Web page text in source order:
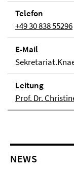
Telefon
+49 30 838 55296
E-Mail
Lei­tung
Prof. Dr.
NEWS